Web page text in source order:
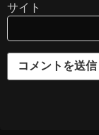
サイト